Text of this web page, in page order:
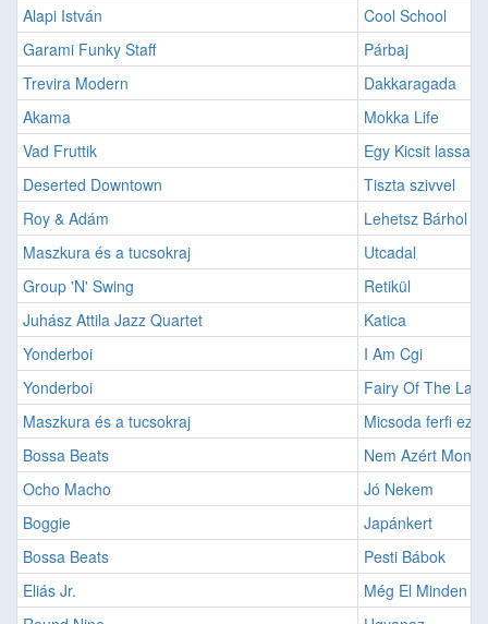
Alapi István
Cool School
Garami Funky Staff
Párbaj
Trevira Modern
Dakkaragada
Akama
Mokka Life
Vad Fruttik
Egy Kicsit lassabb
Deserted Downtown
Tiszta szivvel
Roy & Adám
Lehetsz Bárhol
Maszkura és a tucsokraj
Utcadal
Group 'N' Swing
Retikül
Juhász Attila Jazz Quartet
Katica
Yonderboi
I Am Cgi
Yonderboi
Fairy Of The Lake
Maszkura és a tucsokraj
Micsoda ferfi ez
Bossa Beats
Nem Azért
Ocho Macho
Jó Nekem
Boggie
Japánkert
Bossa Beats
Pesti Bábok
Eliás Jr.
Még El Minden